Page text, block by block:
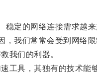
定的网络连接需求越来
我们常常会受到网络限
我们的利器。
具，其独有的技术能